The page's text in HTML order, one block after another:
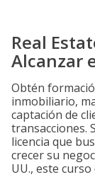
Real
Alcanzar
Obtén
inmobiliario,
captación de
transacciones.
licencia que
crecer su
UU., este